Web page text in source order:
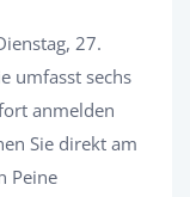
27.
umfasst sechs
anmelden
Sie direkt am
Peine